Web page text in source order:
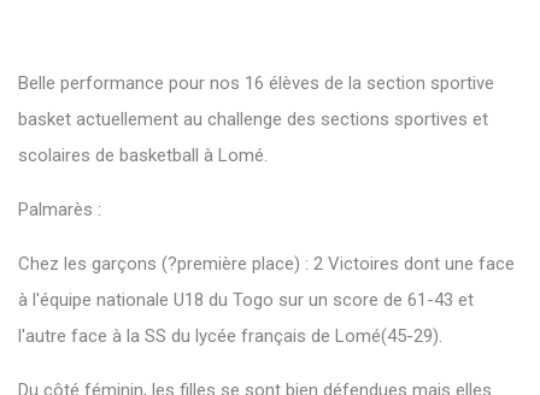
Belle performance pour nos 16 élèves de la section sportive
basket actuellement au challenge des sections sportives et
scolaires de basketball à Lomé.
Palmarès :
Chez les garçons (?première place) : 2 Victoires dont une face
à l'équipe nationale U18 du Togo sur un score de 61-43 et
l'autre face à la SS du lycée français de Lomé(45-29).
Du côté féminin, les filles se sont bien défendues mais elles